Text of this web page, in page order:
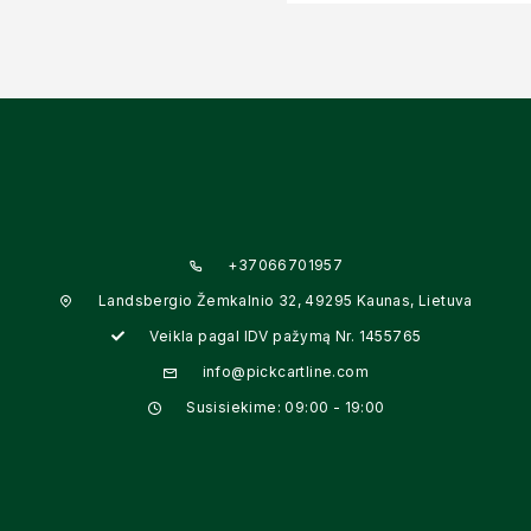
+37066701957
Landsbergio Žemkalnio 32, 49295 Kaunas, Lietuva
Veikla pagal IDV pažymą Nr. 1455765
info@pickcartline.com
Susisiekime: 09:00 - 19:00